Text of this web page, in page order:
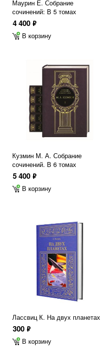
Маурин Е. Собрание
сочинений: В 5 томах
4 400 ф
В корзину
Кузмин М. А. Собрание
сочинений. В 6 томах
5 400 ф
В корзину
Лассвиц К. На двух планетах
300 ф
В корзину